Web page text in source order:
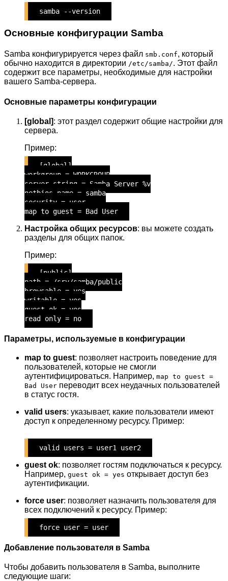
samba --version
Основные конфигурации Samba
Samba конфигурируется через файл smb.conf, который
обычно находится в директории /etc/samba/. Этот файл
содержит все параметры, необходимые для настройки
вашего Samba-сервера.
Основные параметры конфигурации
[global]: этот раздел содержит общие настройки для
сервера.
Пример:
[global]
workgroup = WORKGROUP
server string = Samba Server %v
netbios name = samba
security = user
map to guest = Bad User
Настройка общих ресурсов: вы можете создать
разделы для общих папок.
Пример:
[public]
path = /srv/samba/public
browsable = yes
writable = yes
guest ok = yes
read only = no
Параметры, используемые в конфигурации
map to guest: позволяет настроить поведение для
пользователей, которые не смогли
аутентифицироваться. Например, map to guest =
Bad User переводит всех неудачных пользователей
в статус гостя.
valid users: указывает, какие пользователи имеют
доступ к определенному ресурсу. Пример:
valid users = user1 user2
guest ok: позволяет гостям подключаться к ресурсу.
Например, guest ok = yes открывает доступ без
аутентификации.
force user: позволяет назначить пользователя для
всех подключений к ресурсу. Пример:
force user = user
Добавление пользователя в Samba
Чтобы добавить пользователя в Samba, выполните
следующие шаги: